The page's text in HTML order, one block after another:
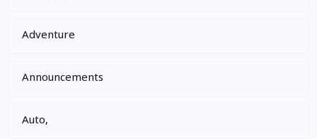
Adventure
Announcements
Auto,